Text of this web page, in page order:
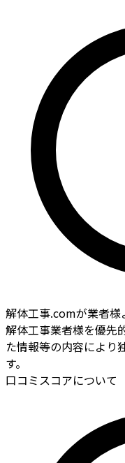
解体工事.comが業者
解体工事業者様を優先
た情報等の内容により
す。
口コミスコアについて